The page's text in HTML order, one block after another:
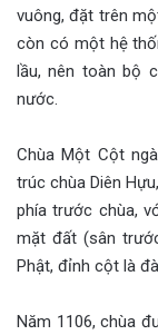
vuông, đặt trên
còn có một hệ
lầu, nên toàn bộ
nước.
Chùa Một Cột
trúc chùa Diên
phía trước chùa,
mặt đất (sân
Phật, đỉnh cột là
Năm 1106, chùa